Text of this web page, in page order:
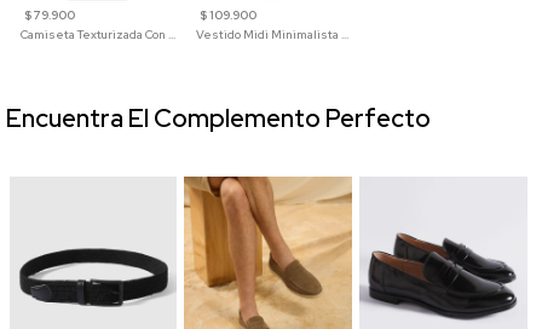
$ 79.900
Camiseta Texturizada Con Cuello En V Para Mujer
$ 109.900
Vestido Midi Minimalista De Silueta Amplia
Encuentra El Complemento Perfecto